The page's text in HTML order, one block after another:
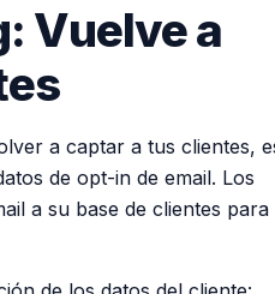
Vuelve a
a captar a tus clientes,
de opt-in de email. Los
a su base de clientes para